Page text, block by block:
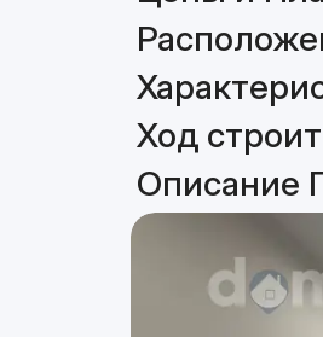
Ход
Описание